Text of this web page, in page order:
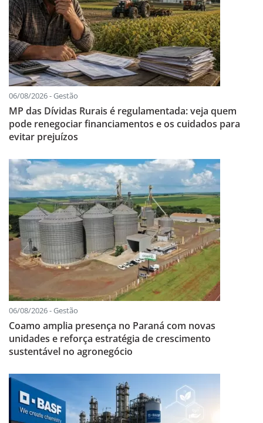
06/08/2026 - Gestão
MP das Dívidas Rurais é regulamentada: veja quem
pode renegociar financiamentos e os cuidados para
evitar prejuízos
06/08/2026 - Gestão
Coamo amplia presença no Paraná com novas
unidades e reforça estratégia de crescimento
sustentável no agronegócio